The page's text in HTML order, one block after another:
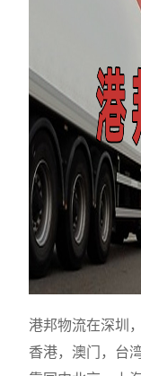
港邦物流在深圳
香港，澳门，台